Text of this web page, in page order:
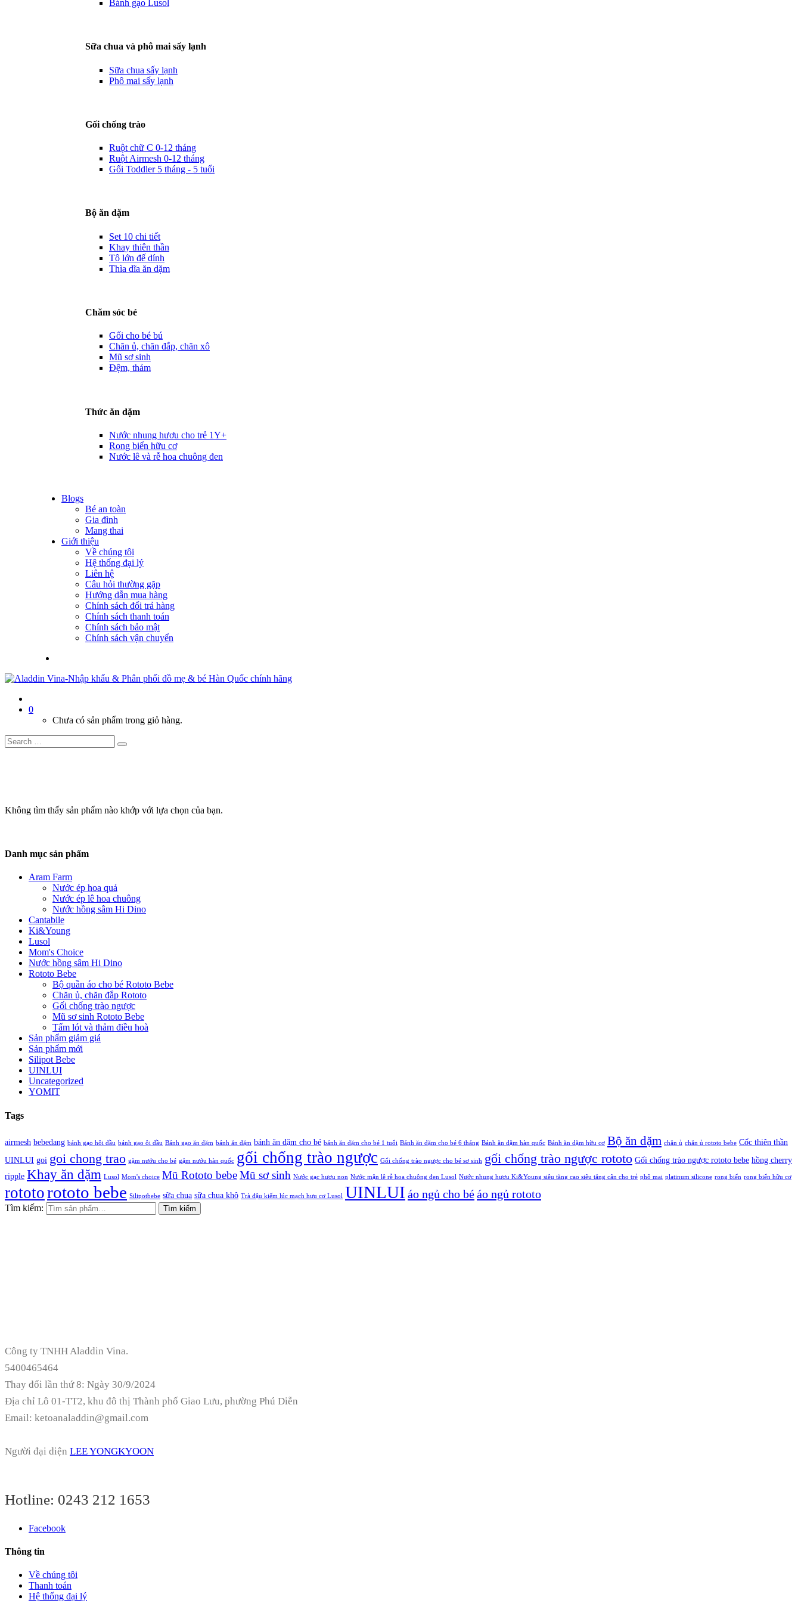
Bánh gạo Lusol
Sữa chua và phô mai sấy lạnh
Sữa chua sấy lạnh
Phô mai sấy lạnh
Gối chống trào
Ruột chữ C 0-12 tháng
Ruột Airmesh 0-12 tháng
Gối Toddler 5 tháng - 5 tuổi
Bộ ăn dặm
Set 10 chi tiết
Khay thiên thần
Tô lớn đế dính
Thìa dĩa ăn dặm
Chăm sóc bé
Gối cho bé bú
Chăn ủ, chăn đắp, chăn xô
Mũ sơ sinh
Đệm, thảm
Thức ăn dặm
Nước nhung hươu cho trẻ 1Y+
Rong biển hữu cơ
Nước lê và rễ hoa chuông đen
Blogs
Bé an toàn
Gia đình
Mang thai
Giới thiệu
Về chúng tôi
Hệ thống đại lý
Liên hệ
Câu hỏi thường gặp
Hướng dẫn mua hàng
Chính sách đổi trả hàng
Chính sách thanh toán
Chính sách bảo mật
Chính sách vận chuyển
0
Chưa có sản phẩm trong giỏ hàng.
Không tìm thấy sản phẩm nào khớp với lựa chọn của bạn.
Danh mục sản phẩm
Aram Farm
Nước ép hoa quả
Nước ép lê hoa chuông
Nước hồng sâm Hi Dino
Cantabile
Ki&Young
Lusol
Mom's Choice
Nước hồng sâm Hi Dino
Rototo Bebe
Bộ quần áo cho bé Rototo Bebe
Chăn ủ, chăn đắp Rototo
Gối chống trào ngược
Mũ sơ sinh Rototo Bebe
Tấm lót và thảm điều hoà
Sản phẩm giảm giá
Sản phẩm mới
Silipot Bebe
UINLUI
Uncategorized
YOMIT
Tags
airmesh bebedang bánh gạo hôi dầu bánh gạo ôi dầu Bánh gạo ăn dặm bánh ăn dặm bánh ăn dặm cho bé bánh ăn dặm cho bé 1 tuổi Bánh ăn dặm cho bé 6 tháng Bánh ăn dặm hàn quốc Bánh ăn dặm hữu cơ Bộ ăn dặm chăn ủ chăn ủ rototo bebe Cốc thiên thần
UINLUI goi goi chong trao gặm nướu cho bé gặm nướu hàn quốc gối chống trào ngược Gối chống trào ngược cho bé sơ sinh gối chống trào ngược rototo Gối chống trào ngược rototo bebe hồng cherry
ripple Khay ăn dặm Lusol Mom's choice Mũ Rototo bebeMũ sơ sinh Nước gạc hươu non Nước mận lê rễ hoa chuông đen Lusol Nước nhung hươu Ki&Young siêu tăng cao siêu tăng cân cho trẻ phô mai platinum silicone rong biển rong biển hữu cơ
rototorototo bebe Silipotbebe sữa chua sữa chua khô Trà đậu kiếm lúc mạch hưu cơ Lusol UINLUI áo ngủ cho béáo ngủ rototo
Tìm kiếm: Tìm kiếm
Công ty TNHH Aladdin Vina.
5400465464
Thay đổi lần thứ 8: Ngày 30/9/2024
Địa chỉ Lô 01-TT2, khu đô thị Thành phố Giao Lưu, phường Phú Diễn
Email: ketoanaladdin@gmail.com
Người đại diện LEE YONGKYOON
Hotline: 0243 212 1653
Facebook
Thông tin
Về chúng tôi
Thanh toán
Hệ thống đại lý